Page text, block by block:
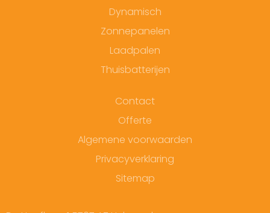
Dynamisch
Zonnepanelen
Laadpalen
Thuisbatterijen
Contact
Offerte
Algemene voorwaarden
Privacyverklaring
Sitemap